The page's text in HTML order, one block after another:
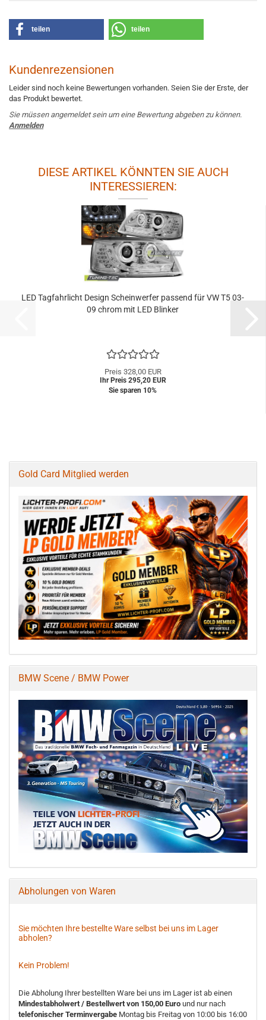
teilen teilen
Kundenrezensionen
Leider sind noch keine Bewertungen vorhanden. Seien Sie der Erste, der
das Produkt bewertet.
Sie müssen angemeldet sein um eine Bewertung abgeben zu können.
Anmelden
DIESE ARTIKEL KÖNNTEN SIE AUCH
INTERESSIEREN:
LED Tagfahrlicht Design Scheinwerfer passend für VW T5 03-
09 chrom mit LED Blinker
Preis 328,00 EUR
Ihr Preis 295,20 EUR
Sie sparen 10%
Gold Card Mitglied werden
BMW Scene / BMW Power
Abholungen von Waren
Sie möchten Ihre bestellte Ware selbst bei uns im Lager
abholen?
Kein Problem!
Die Abholung Ihrer bestellten Ware bei uns im Lager ist ab einen
Mindestabholwert / Bestellwert von 150,00 Euro und nur nach
telefonischer Terminvergabe Montag bis Freitag von 10:00 bis 16:00